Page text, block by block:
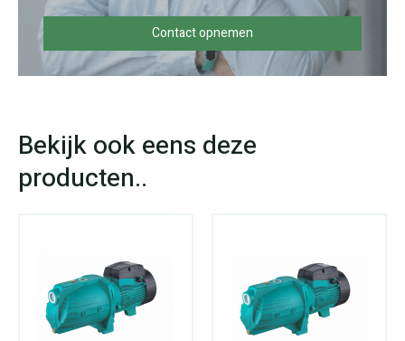
Contact opnemen